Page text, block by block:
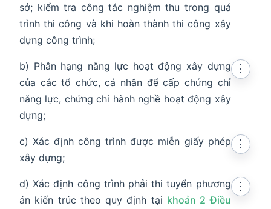
sở; kiểm tra công tác nghiệm thu trong quá
trình thi công và khi hoàn thành thi công xây
dựng công trình;
b) Phân hạng năng lực hoạt động xây dựng
của các tổ chức, cá nhân để cấp chứng chỉ
năng lực, chứng chỉ hành nghề hoạt động xây
dựng;
⋮
c) Xác định công trình được miễn giấy phép
xây dựng;
⋮
d) Xác định công trình phải thi tuyển phương
án kiến trúc theo quy định tại khoản 2 Điều
⋮